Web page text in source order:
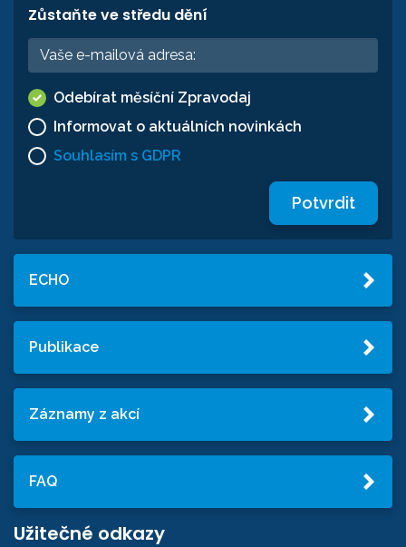
Zůstaňte ve středu dění
Odebírat měsíční Zpravodaj
Informovat o aktuálních novinkách
Souhlasím s GDPR
Potvrdit
ECHO
Publikace
Záznamy z akcí
FAQ
Užitečné odkazy